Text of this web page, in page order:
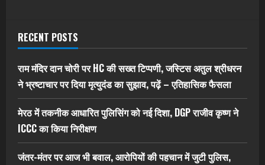
RECENT POSTS
राम मंदिर दान चोरी पर HC की सख्त टिप्पणी, जस्टिस अतुल श्रीधरन
ने भ्रष्टाचार पर द‍िया मृत्युदंड का सुझाव, पढ़ें – एत‍िहास‍िक फैसला
मेरठ में तकनीक आधारित पुलिसिंग को नई दिशा, DGP राजीव कृष्ण ने
ICCC का किया निरीक्षण
जंतर-मंतर पर आज भी बवाल, आरोपियों की पहचान में जुटी पुलिस,